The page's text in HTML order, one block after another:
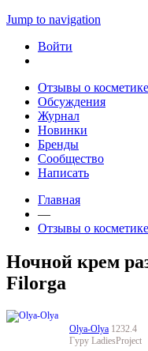
Jump to navigation
Войти
Отзывы о косметике
Обсуждения
Журнал
Новинки
Бренды
Сообщество
Написать
Главная
—
Отзывы о косметике
Ночной крем
Filorga
Olya-Olya 1232.4
Гуру LadiesProject